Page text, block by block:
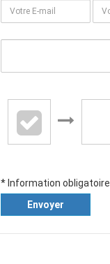
* Information obligatoire
Envoyer